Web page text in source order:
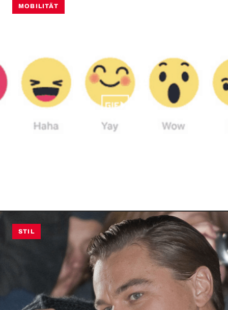
MOBILITÄT
STIL